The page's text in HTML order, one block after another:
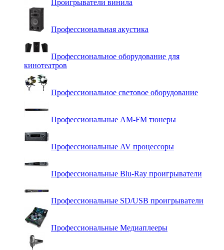
Проигрыватели винила
Профессиональная акустика
Профессиональное оборудование для
кинотеатров
Профессиональное световое оборудование
Профессиональные AM-FM тюнеры
Профессиональные AV процессоры
Профессиональные Blu-Ray проигрыватели
Профессиональные SD/USB проигрыватели
Профессиональные Медиаплееры